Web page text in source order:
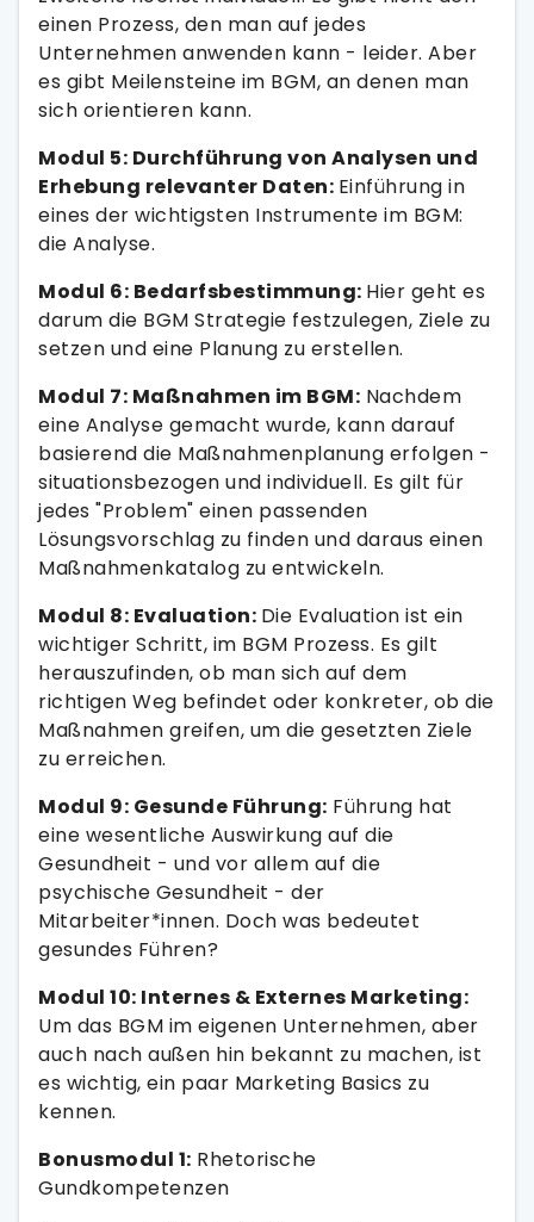
einen Prozess, den man auf jedes
Unternehmen anwenden kann - leider. Aber
es gibt Meilensteine im BGM, an denen man
sich orientieren kann.
Modul 5: Durchführung von Analysen und
Erhebung relevanter Daten: Einführung in
eines der wichtigsten Instrumente im BGM:
die Analyse.
Modul 6: Bedarfsbestimmung: Hier geht es
darum die BGM Strategie festzulegen, Ziele zu
setzen und eine Planung zu erstellen.
Modul 7: Maßnahmen im BGM: Nachdem
eine Analyse gemacht wurde, kann darauf
basierend die Maßnahmenplanung erfolgen -
situationsbezogen und individuell. Es gilt für
jedes "Problem" einen passenden
Lösungsvorschlag zu finden und daraus einen
Maßnahmenkatalog zu entwickeln.
Modul 8: Evaluation: Die Evaluation ist ein
wichtiger Schritt, im BGM Prozess. Es gilt
herauszufinden, ob man sich auf dem
richtigen Weg befindet oder konkreter, ob die
Maßnahmen greifen, um die gesetzten Ziele
zu erreichen.
Modul 9: Gesunde Führung: Führung hat
eine wesentliche Auswirkung auf die
Gesundheit - und vor allem auf die
psychische Gesundheit - der
Mitarbeiter*innen. Doch was bedeutet
gesundes Führen?
Modul 10: Internes & Externes Marketing:
Um das BGM im eigenen Unternehmen, aber
auch nach außen hin bekannt zu machen, ist
es wichtig, ein paar Marketing Basics zu
kennen.
Bonusmodul 1: Rhetorische
Gundkompetenzen